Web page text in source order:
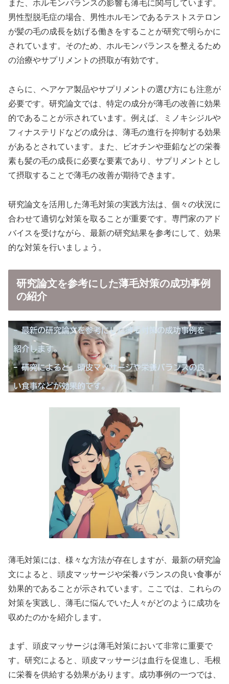
また、ホルモンバランスの影響も薄毛に関与しています。
男性型脱毛症の場合、男性ホルモンであるテストステロン
が髪の毛の成長を妨げる働きをすることが研究で明らかに
されています。そのため、ホルモンバランスを整えるため
の治療やサプリメントの摂取が有効です。
さらに、ヘアケア製品やサプリメントの選び方にも注意が
必要です。研究論文では、特定の成分が薄毛の改善に効果
的であることが示されています。例えば、ミノキシジルや
フィナステリドなどの成分は、薄毛の進行を抑制する効果
があるとされています。また、ビオチンや亜鉛などの栄養
素も髪の毛の成長に必要な要素であり、サプリメントとし
て摂取することで薄毛の改善が期待できます。
研究論文を活用した薄毛対策の実践方法は、個々の状況に
合わせて適切な対策を取ることが重要です。専門家のアド
バイスを受けながら、最新の研究結果を参考にして、効果
的な対策を行いましょう。
研究論文を参考にした薄毛対策の成功事例
の紹介
薄毛対策には、様々な方法が存在しますが、最新の研究論
文によると、頭皮マッサージや栄養バランスの良い食事が
効果的であることが示されています。ここでは、これらの
対策を実践し、薄毛に悩んでいた人々がどのように成功を
収めたのかを紹介します。
まず、頭皮マッサージは薄毛対策において非常に重要で
す。研究によると、頭皮マッサージは血行を促進し、毛根
に栄養を供給する効果があります。成功事例の一つでは、